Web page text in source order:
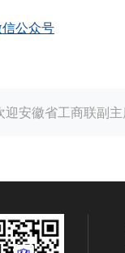
公众号
迎安徽省工商联副